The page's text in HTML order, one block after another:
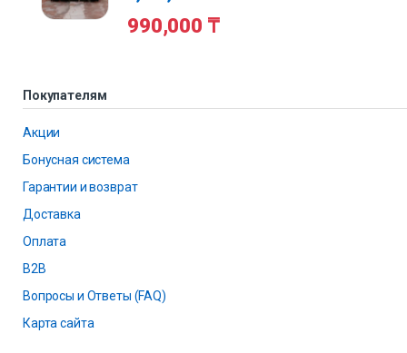
990,000 ₸
Покупателям
Акции
Бонусная система
Гарантии и возврат
Доставка
Оплата
B2B
Вопросы и Ответы (FAQ)
Карта сайта